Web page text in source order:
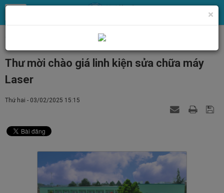
Tin tức, thông báo chung
Thư mời chào giá linh kiện sửa chữa máy
Laser
Thứ hai - 03/02/2025 15:15
×